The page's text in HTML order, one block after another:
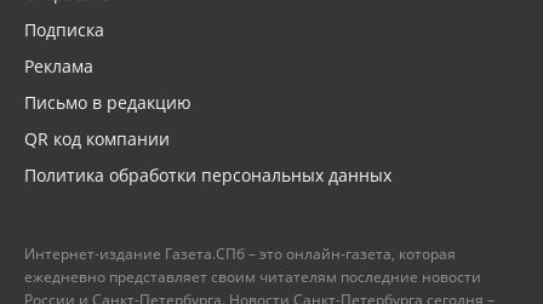
Подписка
Реклама
Письмо в редакцию
QR код компании
Политика обработки персональных данных
Интернет-издание Газета.СПб – это онлайн-газета, которая
ежедневно представляет своим читателям последние новости
России и Санкт-Петербурга. Новости Санкт-Петербурга сегодня –